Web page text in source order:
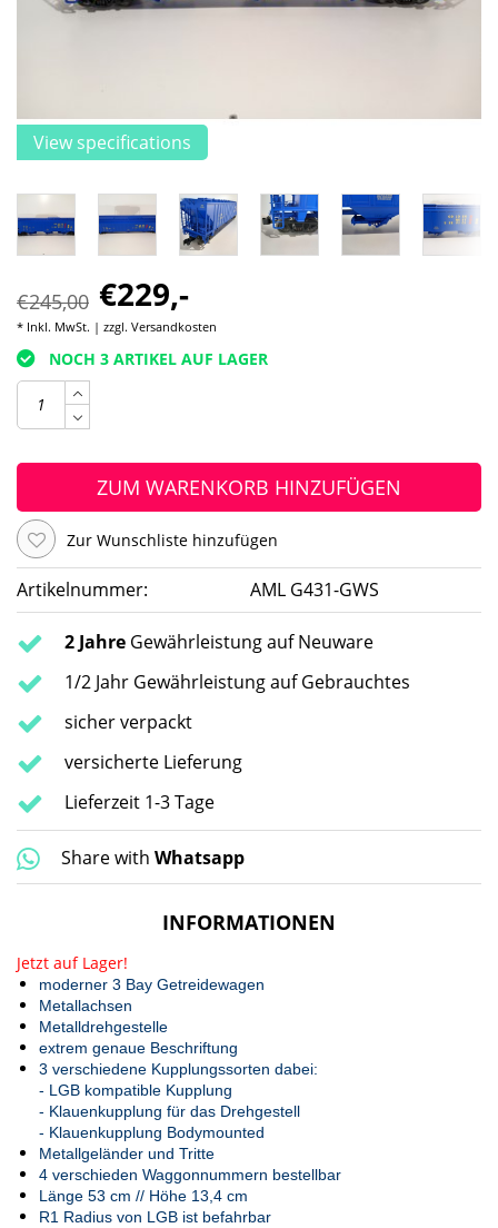
View specifications
€245,00 €229,-
* Inkl. MwSt. | zzgl. Versandkosten
NOCH 3 ARTIKEL AUF LAGER
ZUM WARENKORB HINZUFÜGEN
Zur Wunschliste hinzufügen
Artikelnummer: AML G431-GWS
2 Jahre Gewährleistung auf Neuware
1/2 Jahr Gewährleistung auf Gebrauchtes
sicher verpackt
versicherte Lieferung
Lieferzeit 1-3 Tage
Share with Whatsapp
INFORMATIONEN
Jetzt auf Lager!
moderner 3 Bay Getreidewagen
Metallachsen
Metalldrehgestelle
extrem genaue Beschriftung
3 verschiedene Kupplungssorten dabei:
- LGB kompatible Kupplung
- Klauenkupplung für das Drehgestell
- Klauenkupplung Bodymounted
Metallgeländer und Tritte
4 verschieden Waggonnummern bestellbar
Länge 53 cm // Höhe 13,4 cm
R1 Radius von LGB ist befahrbar